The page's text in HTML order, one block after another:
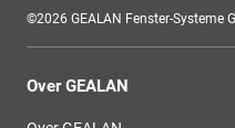
©2026 GEALAN Fenster-Systeme
Over GEALAN